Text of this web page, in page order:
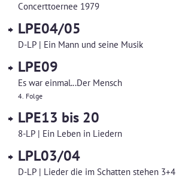
Concerttoernee 1979
LPE04/05
D-LP | Ein Mann und seine Musik
LPE09
Es war einmal...Der Mensch
4. Folge
LPE13 bis 20
8-LP | Ein Leben in Liedern
LPL03/04
D-LP | Lieder die im Schatten stehen 3+4